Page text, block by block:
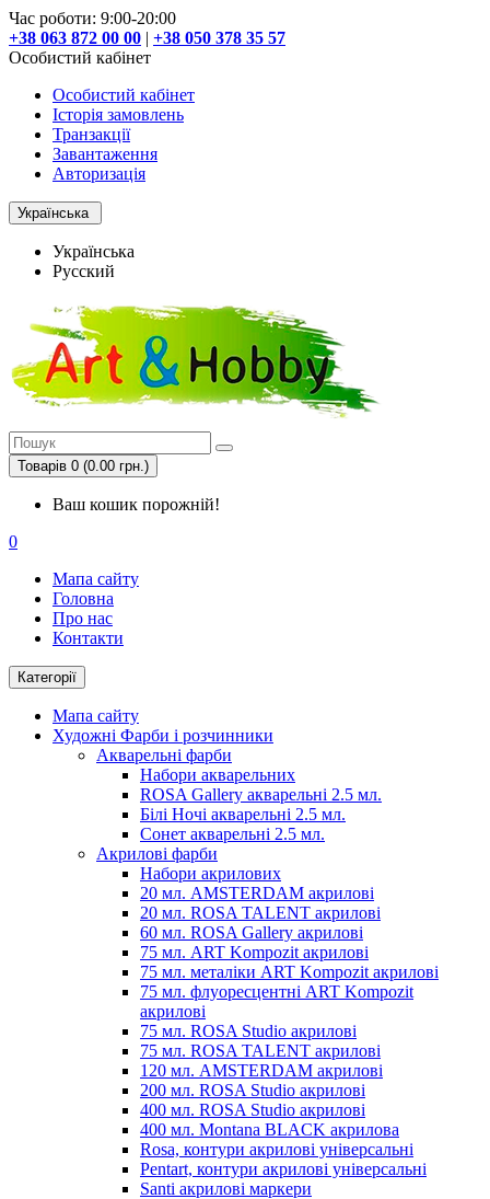
Час роботи: 9:00-20:00
+38 063 872 00 00 | +38 050 378 35 57
Особистий кабінет
Особистий кабінет
Історія замовлень
Транзакції
Завантаження
Авторизація
Українська
Українська
Русский
Товарів 0 (0.00 грн.)
Ваш кошик порожній!
0
Мапа сайту
Головна
Про нас
Контакти
Категорії
Мапа сайту
Художні Фарби і розчинники
Акварельні фарби
Набори акварельних
ROSA Gallery акварельні 2.5 мл.
Білі Ночі акварельні 2.5 мл.
Сонет акварельні 2.5 мл.
Акрилові фарби
Набори акрилових
20 мл. AMSTERDAM акрилові
20 мл. ROSA TALENT акрилові
60 мл. ROSA Gallery акрилові
75 мл. ART Kompozit акрилові
75 мл. металіки ART Kompozit акрилові
75 мл. флуоресцентні ART Kompozit
акрилові
75 мл. ROSA Studio акрилові
75 мл. ROSA TALENT акрилові
120 мл. AMSTERDAM акрилові
200 мл. ROSA Studio акрилові
400 мл. ROSA Studio акрилові
400 мл. Montana BLACK акрилова
Rosa, контури акрилові універсальні
Pentart, контури акрилові універсальні
Santi акрилові маркери